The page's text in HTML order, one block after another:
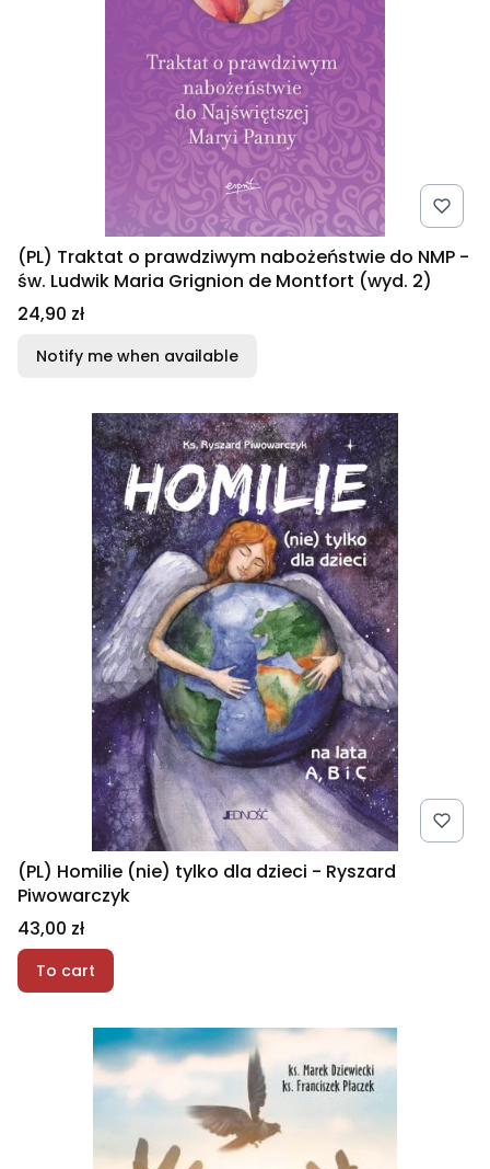
(PL) Traktat o prawdziwym nabożeństwie do NMP -
św. Ludwik Maria Grignion de Montfort (wyd. 2)
Price
24,90 zł
Notify me when available
(PL) Homilie (nie) tylko dla dzieci - Ryszard
Piwowarczyk
Price
43,00 zł
To cart